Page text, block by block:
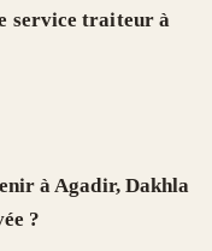
service traiteur à
à Agadir, Dakhla
?